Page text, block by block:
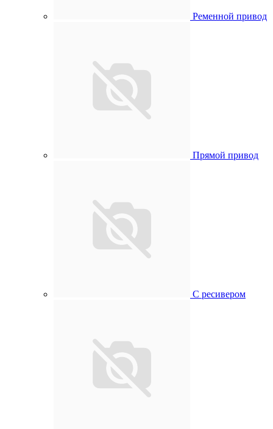
Ременной привод
Прямой привод
С ресивером